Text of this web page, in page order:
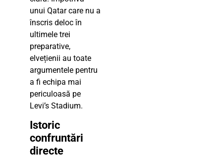
unui Qatar care nu a
înscris deloc în
ultimele trei
preparative,
elvețienii au toate
argumentele pentru
a fi echipa mai
periculoasă pe
Levi’s Stadium.
Istoric
confruntări
directe